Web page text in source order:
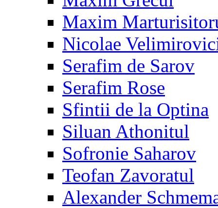
Maxim
Nicolae
Serafim de Sarov
Serafim Rose
Sfintii de la Optina
Siluan Athonitul
Sofronie Saharov
Teofan Zavoratul
Alexander